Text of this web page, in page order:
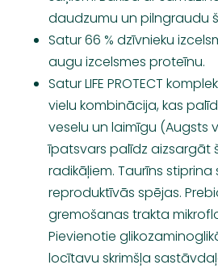
daudzumu un pilngraudu
Satur 66 % dzīvnieku
augu izcelsmes proteīnu.
Satur LIFE PROTECT
vielu kombinācija, kas
veselu un laimīgu (Augsts
īpatsvars palīdz aizsargāt
radikāļiem. Taurīns stiprina
reproduktīvās spējas.
gremošanas trakta
Pievienotie
locītavu skrimšļa